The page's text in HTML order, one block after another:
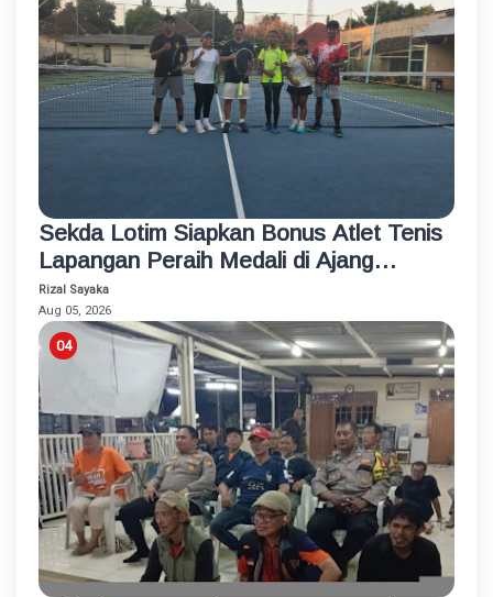
Sekda Lotim Siapkan Bonus Atlet Tenis
Lapangan Peraih Medali di Ajang
Porprov
Rizal Sayaka
Aug 05, 2026